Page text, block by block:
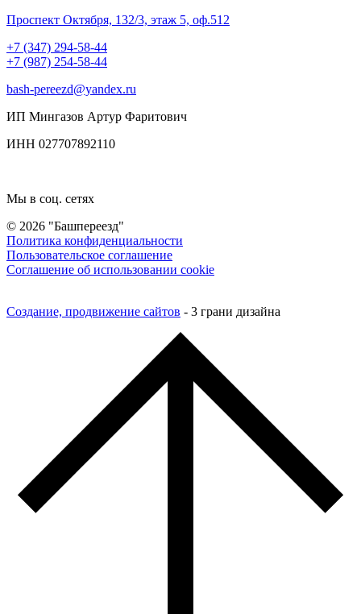
Проспект Октября, 132/3, этаж 5, оф.512
+7 (347) 294-58-44
+7 (987) 254-58-44
bash-pereezd@yandex.ru
ИП Мингазов Артур Фаритович
ИНН 027707892110
Мы в соц. сетях
© 2026 "Башпереезд"
Политика конфиденциальности
Пользовательское соглашение
Соглашение об использовании cookie
Создание, продвижение сайтов - 3 грани дизайна